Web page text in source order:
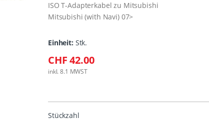
ISO T-Adapterkabel zu Mitsubishi
Mitsubishi (with Navi) 07>
Einheit: Stk.
CHF 42.00
inkl. 8.1 MWST
Stückzahl